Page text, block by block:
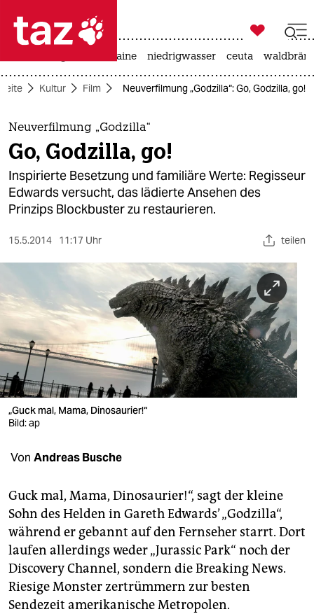
 taz zahl ich
taz zahl ich
themen
politik
öko
gesellschaft
sport
berlin
nord
wahrheit
verlag
veranstaltungen
shop
fragen & hilfe
unterstützen
abo
genossenschaft

taz zahl ich
krieg in der ukraine niedrigwasser ceuta
Kultur Film Neuverfilmung „Godzilla“: Go, Godzilla, go!
Neuverfilmung „Godzilla“
Go, Godzilla, go!
Inspirierte Besetzung und familiäre Werte: Regisseur
Edwards versucht, das lädierte Ansehen des
Prinzips Blockbuster zu restaurieren.
15.5.2014 11:17 Uhr teilen
„Guck mal, Mama, Dinosaurier!“
Bild: ap
Von Andreas Busche
Guck mal, Mama, Dinosaurier!“, sagt der kleine
Sohn des Helden in Gareth Edwards’ „Godzilla“,
während er gebannt auf den Fernseher starrt. Dort
laufen allerdings weder „Jurassic Park“ noch der
Discovery Channel, sondern die Breaking News.
Riesige Monster zertrümmern zur besten
Sendezeit amerikanische Metropolen.